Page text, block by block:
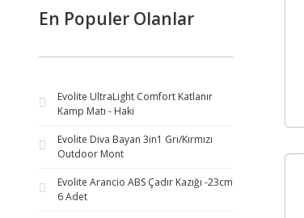
En Populer Olanlar
Evolite UltraLight Comfort Katlanır
Kamp Matı - Haki
Evolite Diva Bayan 3in1 Gri/Kırmızı
Outdoor Mont
Evolite Arancio ABS Çadır Kazığı -23cm
6 Adet